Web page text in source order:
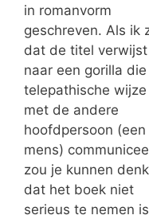
in romanvorm
geschreven. Als ik
dat de titel verwijst
naar een gorilla
telepathische wijze
met de andere
hoofdpersoon (een
mens)
zou je kunnen
dat het boek niet
serieus te nemen